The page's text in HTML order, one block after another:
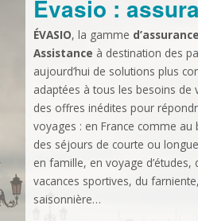
Evasio :
ÉVASIO, la gamme
Assistance à destination des
aujourd’hui de solutions plus
adaptées à tous les besoins de
des offres inédites pour
voyages : en France comme
des séjours de courte ou
en famille, en voyage d’études,
vacances sportives, du
saisonnière…